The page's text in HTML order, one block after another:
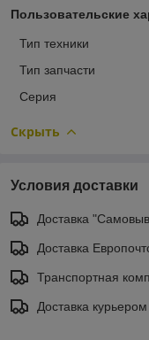
Пользовательские
Тип техники
Тип запчасти
Серия
Скрыть
Условия доставки
Доставка
Доставка
Транспортная
Доставка